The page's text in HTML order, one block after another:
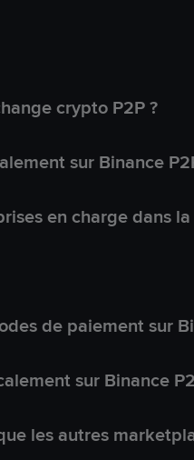
crypto P2P ?
sur Binance
en charge dans
de paiement sur
sur Binance
les autres